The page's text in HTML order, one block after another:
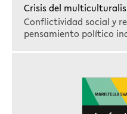
Crisis del
Conflictividad social y
pensamiento político